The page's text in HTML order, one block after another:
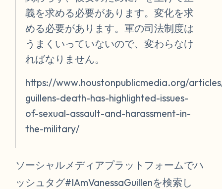
義を求める必要があります。変化を求
める必要があります。軍の司法制度は
うまくいっていないので、変わらなけ
ればなりません。
https://www.houstonpublicmedia.org/
guillens-death-has-highlighted-issues-
of-sexual-assault-and-harassment-in-
the-military/
ソーシャルメディアプラットフォームでハ
ッシュタグ#IAmVanessaGuillenを検索し